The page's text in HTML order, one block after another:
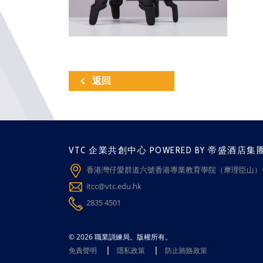
返回
VTC 企業共創中心 POWERED BY 帝盛酒店集
香港灣仔愛群道六號香港專業教育學院（摩理臣山
itcc@vtc.edu.hk
2835 4501
© 2026 職業訓練局。版權所有。
免責聲明
隱私政策 防止賄賂政策